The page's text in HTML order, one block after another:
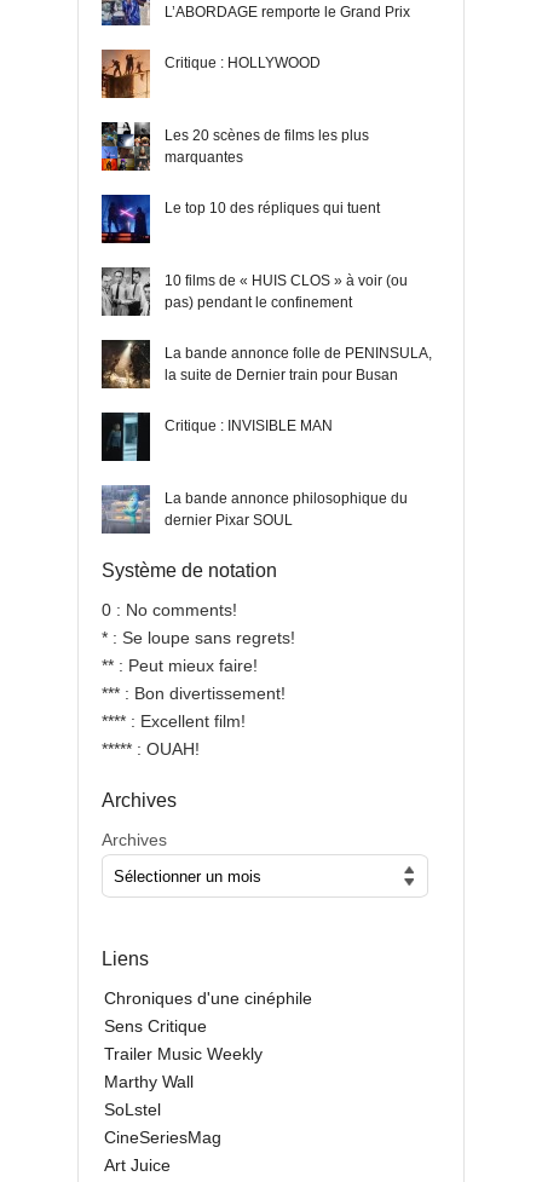
L’ABORDAGE remporte le Grand Prix
Critique : HOLLYWOOD
Les 20 scènes de films les plus
marquantes
Le top 10 des répliques qui tuent
10 films de « HUIS CLOS » à voir (ou
pas) pendant le confinement
La bande annonce folle de PENINSULA,
la suite de Dernier train pour Busan
Critique : INVISIBLE MAN
La bande annonce philosophique du
dernier Pixar SOUL
Système de notation
0 : No comments!
* : Se loupe sans regrets!
** : Peut mieux faire!
*** : Bon divertissement!
**** : Excellent film!
***** : OUAH!
Archives
Archives
Liens
Chroniques d'une cinéphile
Sens Critique
Trailer Music Weekly
Marthy Wall
SoLstel
CineSeriesMag
Art Juice